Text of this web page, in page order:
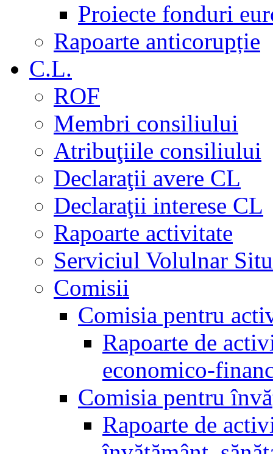
Proiecte fonduri
Rapoarte anticorupție
C.L.
ROF
Membri consiliului
Atribuţiile consiliului
Declaraţii avere CL
Declaraţii interese CL
Rapoarte activitate
Serviciul Volulnar
Comisii
Comisia pentru
Rapoarte de
economico-
Comisia pentru
Rapoarte de